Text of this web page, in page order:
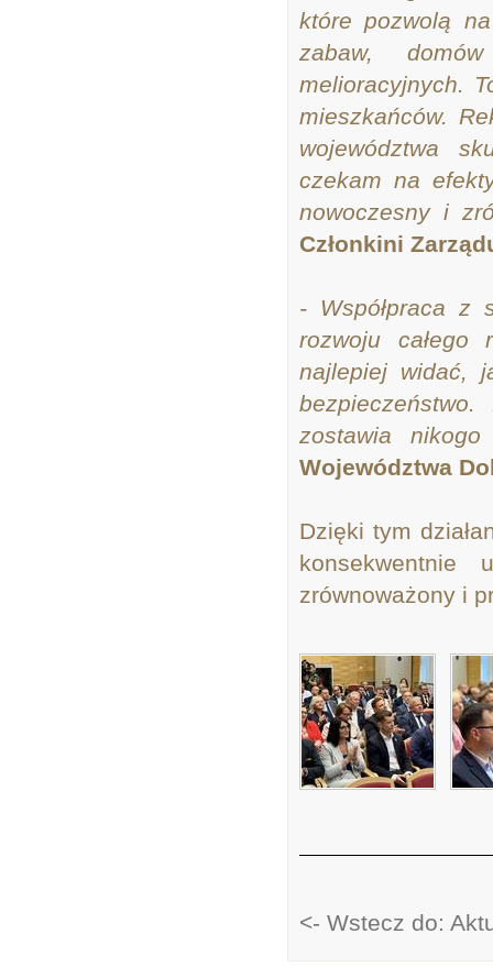
które pozwolą
zabaw,
melioracyjnych.
mieszkańców.
województwa
czekam na
nowoczesny i
Członkini
- Współpraca z
rozwoju całego
najlepiej widać,
zostawia
Województwa
Dzięki tym
konsekwentnie
zrównoważony i
<- Wstecz do: